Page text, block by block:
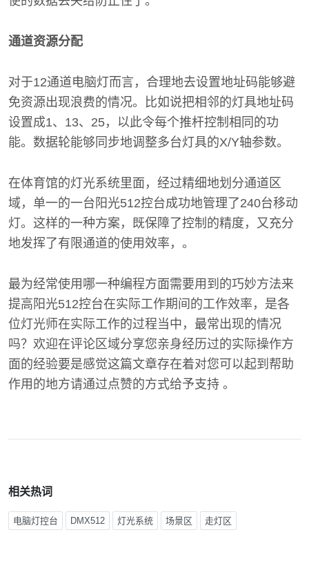
通道资源分配
对于12通道电脑灯而言，合理地去设置地址码能够避
免资源出现浪费的情况。比如说把相邻的灯具地址码
设置成1、13、25，以此令每个推杆控制相同的功
能。数据轮能够同步地调整多台灯具的X/Y轴参数。
在体育馆的灯光系统里面，经过精细地划分通道区
域，单一的一台阳光512控台成功地管理了240台移动
灯。这样的一种方案，既保障了控制的精度，又充分
地发挥了有限通道的使用效率，。
最为经常使用哪一种编程方面需要用到的巧妙方法来
提高阳光512控台在实际工作期间的工作效率，是各
位灯光师在实际工作的过程当中，最常出现的情况
吗？欢迎在评论区域分享您亲身经历过的实际操作方
面的经验要是感觉这篇文章存在着对您可以起到帮助
作用的地方请通过点赞的方式给予支持 。
相关热词
电脑灯控台 DMX512 灯光系统 场景区 走灯区